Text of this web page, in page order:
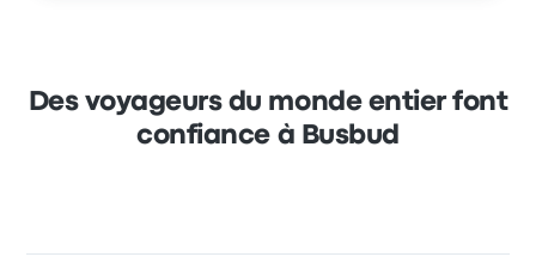
Des voyageurs du monde entier font
confiance à Busbud